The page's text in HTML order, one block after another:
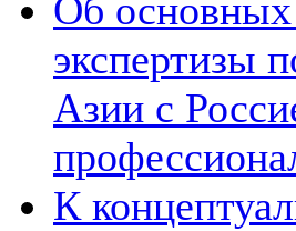
Об основных
экспертизы
Азии с
К